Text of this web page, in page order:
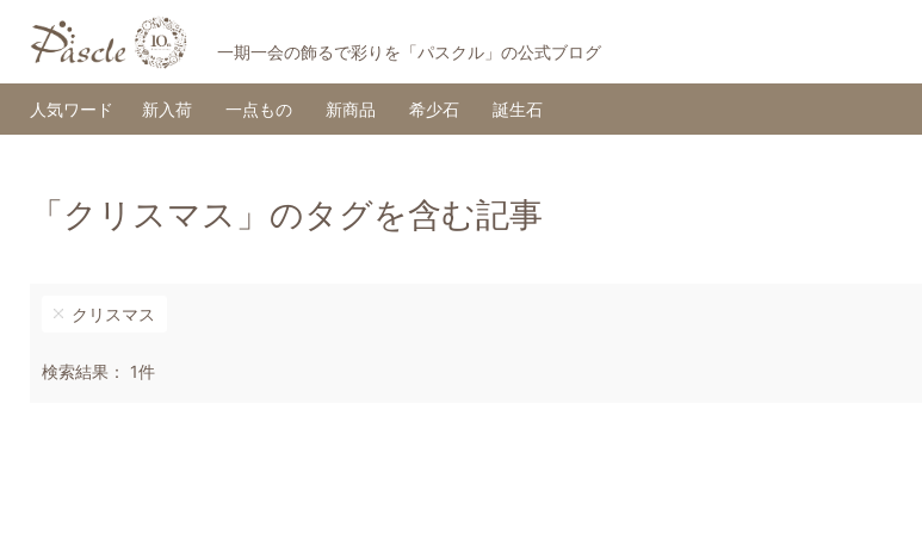
一期一会の飾るで彩りを「パスクル」の公式ブログ
人気ワード 新入荷 一点もの 新商品 希少石 誕生石
「クリスマス」のタグを含む記事
クリスマス
検索結果： 1件